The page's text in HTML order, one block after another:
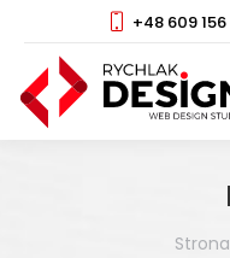
+48 609